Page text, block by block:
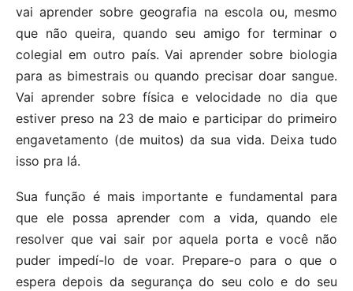
vai aprender sobre geografia na escola ou, mesmo
que não queira, quando seu amigo for terminar o
colegial em outro país. Vai aprender sobre biologia
para as bimestrais ou quando precisar doar sangue.
Vai aprender sobre física e velocidade no dia que
estiver preso na 23 de maio e participar do primeiro
engavetamento (de muitos) da sua vida. Deixa tudo
isso pra lá.
Sua função é mais importante e fundamental para
que ele possa aprender com a vida, quando ele
resolver que vai sair por aquela porta e você não
puder impedí-lo de voar. Prepare-o para o que o
espera depois da segurança do seu colo e do seu